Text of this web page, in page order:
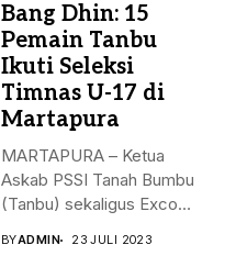
Bang Dhin: 15
Pemain Tanbu
Ikuti Seleksi
Timnas U-17 di
Martapura
MARTAPURA – Ketua
Askab PSSI Tanah Bumbu
(Tanbu) sekaligus Exco
BYADMIN 23 JULI 2023